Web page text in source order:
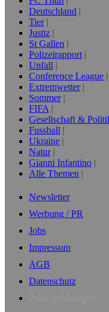
Deutschland
Tier
Justiz
St Gallen
Polizeirapport
Unfall
Conference League
Extremwetter
Sommer
FIFA
Gesellschaft &
Fussball
Ukraine
Natur
Gianni Infantino
Alle Themen
Newsletter
Werbung / PR
Jobs
Impressum
AGB
Datenschutz